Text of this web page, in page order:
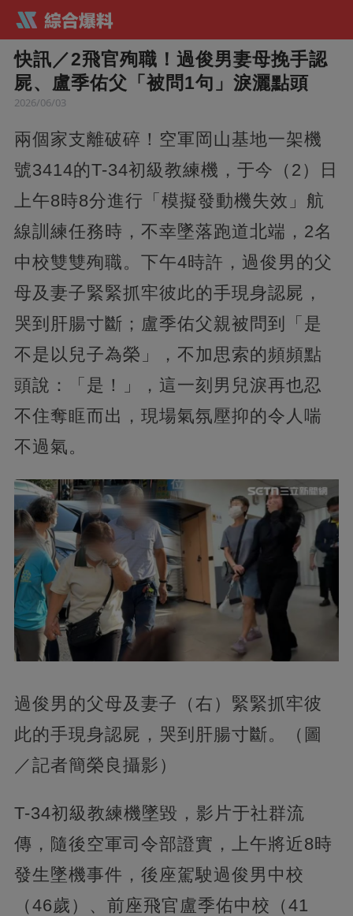
快訊／2飛官殉職！過俊男妻母挽手認
屍、盧季佑父「被問1句」淚灑點頭
2026/06/03
兩個家支離破碎！空軍岡山基地一架機
號3414的T-34初級教練機，于今（2）日
上午8時8分進行「模擬發動機失效」航
線訓練任務時，不幸墜落跑道北端，2名
中校雙雙殉職。下午4時許，過俊男的父
母及妻子緊緊抓牢彼此的手現身認屍，
哭到肝腸寸斷；盧季佑父親被問到「是
不是以兒子為榮」，不加思索的頻頻點
頭說：「是！」，這一刻男兒淚再也忍
不住奪眶而出，現場氣氛壓抑的令人喘
不過氣。
過俊男的父母及妻子（右）緊緊抓牢彼
此的手現身認屍，哭到肝腸寸斷。（圖
／記者簡榮良攝影）
T-34初級教練機墜毀，影片于社群流
傳，隨後空軍司令部證實，上午將近8時
發生墜機事件，後座駕駛過俊男中校
（46歲）、前座飛官盧季佑中校（41